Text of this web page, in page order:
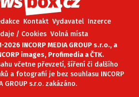
Kontakt Vydavatel Inzerce
/ Cookies Volná místa
INCORP MEDIA GROUP s.r.o., a
images, Profimedia a ČTK.
včetne převzetí, šíření či dalšího
a fotografií je bez souhlasu INCORP
GROUP s.r.o. zakázáno.